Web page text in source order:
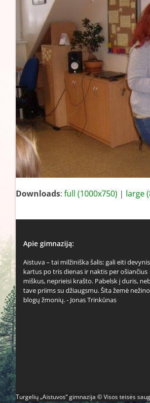
Downloads: full (1000x750) | large
Apie gimnaziją:
Aistuva – tai milžiniška šalis: gali eiti devynis
kartus po tris dienas ir naktis per ošiančius
miškus, neprieisi krašto. Pabelsk į duris,
tave priims su džiaugsmu. Šita žemė nežino
blogų žmonių. - Jonas Trinkūnas
Turgelių „Aistuvos“ gimnazija © Visos teisės